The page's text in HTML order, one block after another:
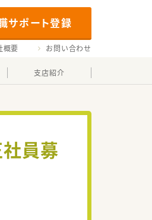
サポート登録
概要 お問い合わせ
支店紹介
員募